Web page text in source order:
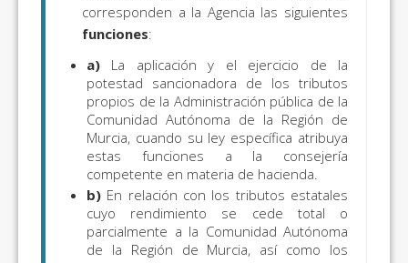
corresponden a la Agencia las siguientes
funciones:
a) La aplicación y el ejercicio de la
potestad sancionadora de los tributos
propios de la Administración pública de la
Comunidad Autónoma de la Región de
Murcia, cuando su ley específica atribuya
estas funciones a la consejería
competente en materia de hacienda.
b) En relación con los tributos estatales
cuyo rendimiento se cede total o
parcialmente a la Comunidad Autónoma
de la Región de Murcia, así como los